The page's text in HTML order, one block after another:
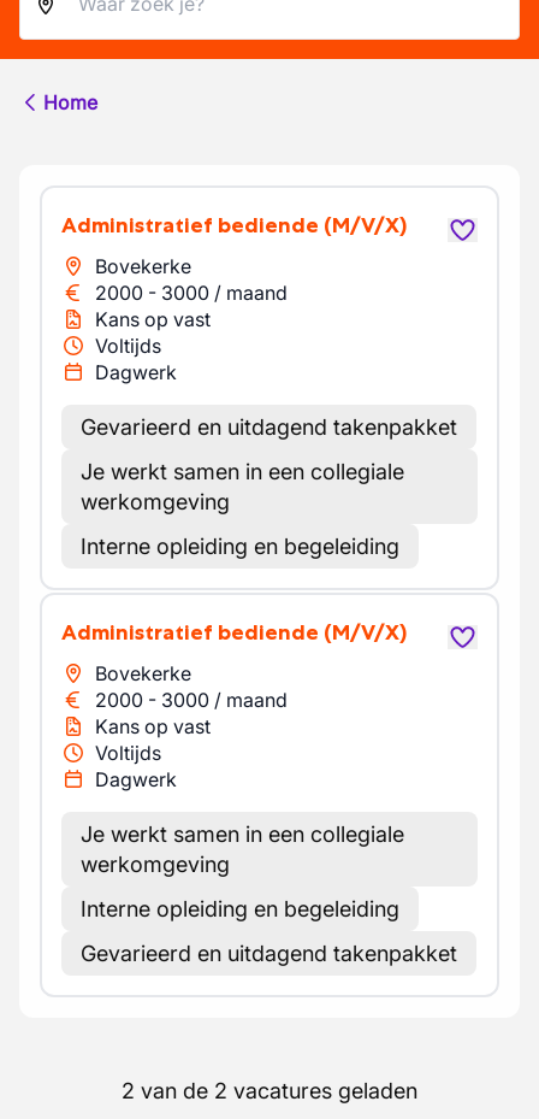
Home
Administratief bediende (M/V/X)
Bovekerke
2000 - 3000 / maand
Kans op vast
Voltijds
Dagwerk
Gevarieerd en uitdagend takenpakket
Je werkt samen in een collegiale
werkomgeving
Interne opleiding en begeleiding
Administratief bediende (M/V/X)
Bovekerke
2000 - 3000 / maand
Kans op vast
Voltijds
Dagwerk
Je werkt samen in een collegiale
werkomgeving
Interne opleiding en begeleiding
Gevarieerd en uitdagend takenpakket
2 van de 2 vacatures geladen